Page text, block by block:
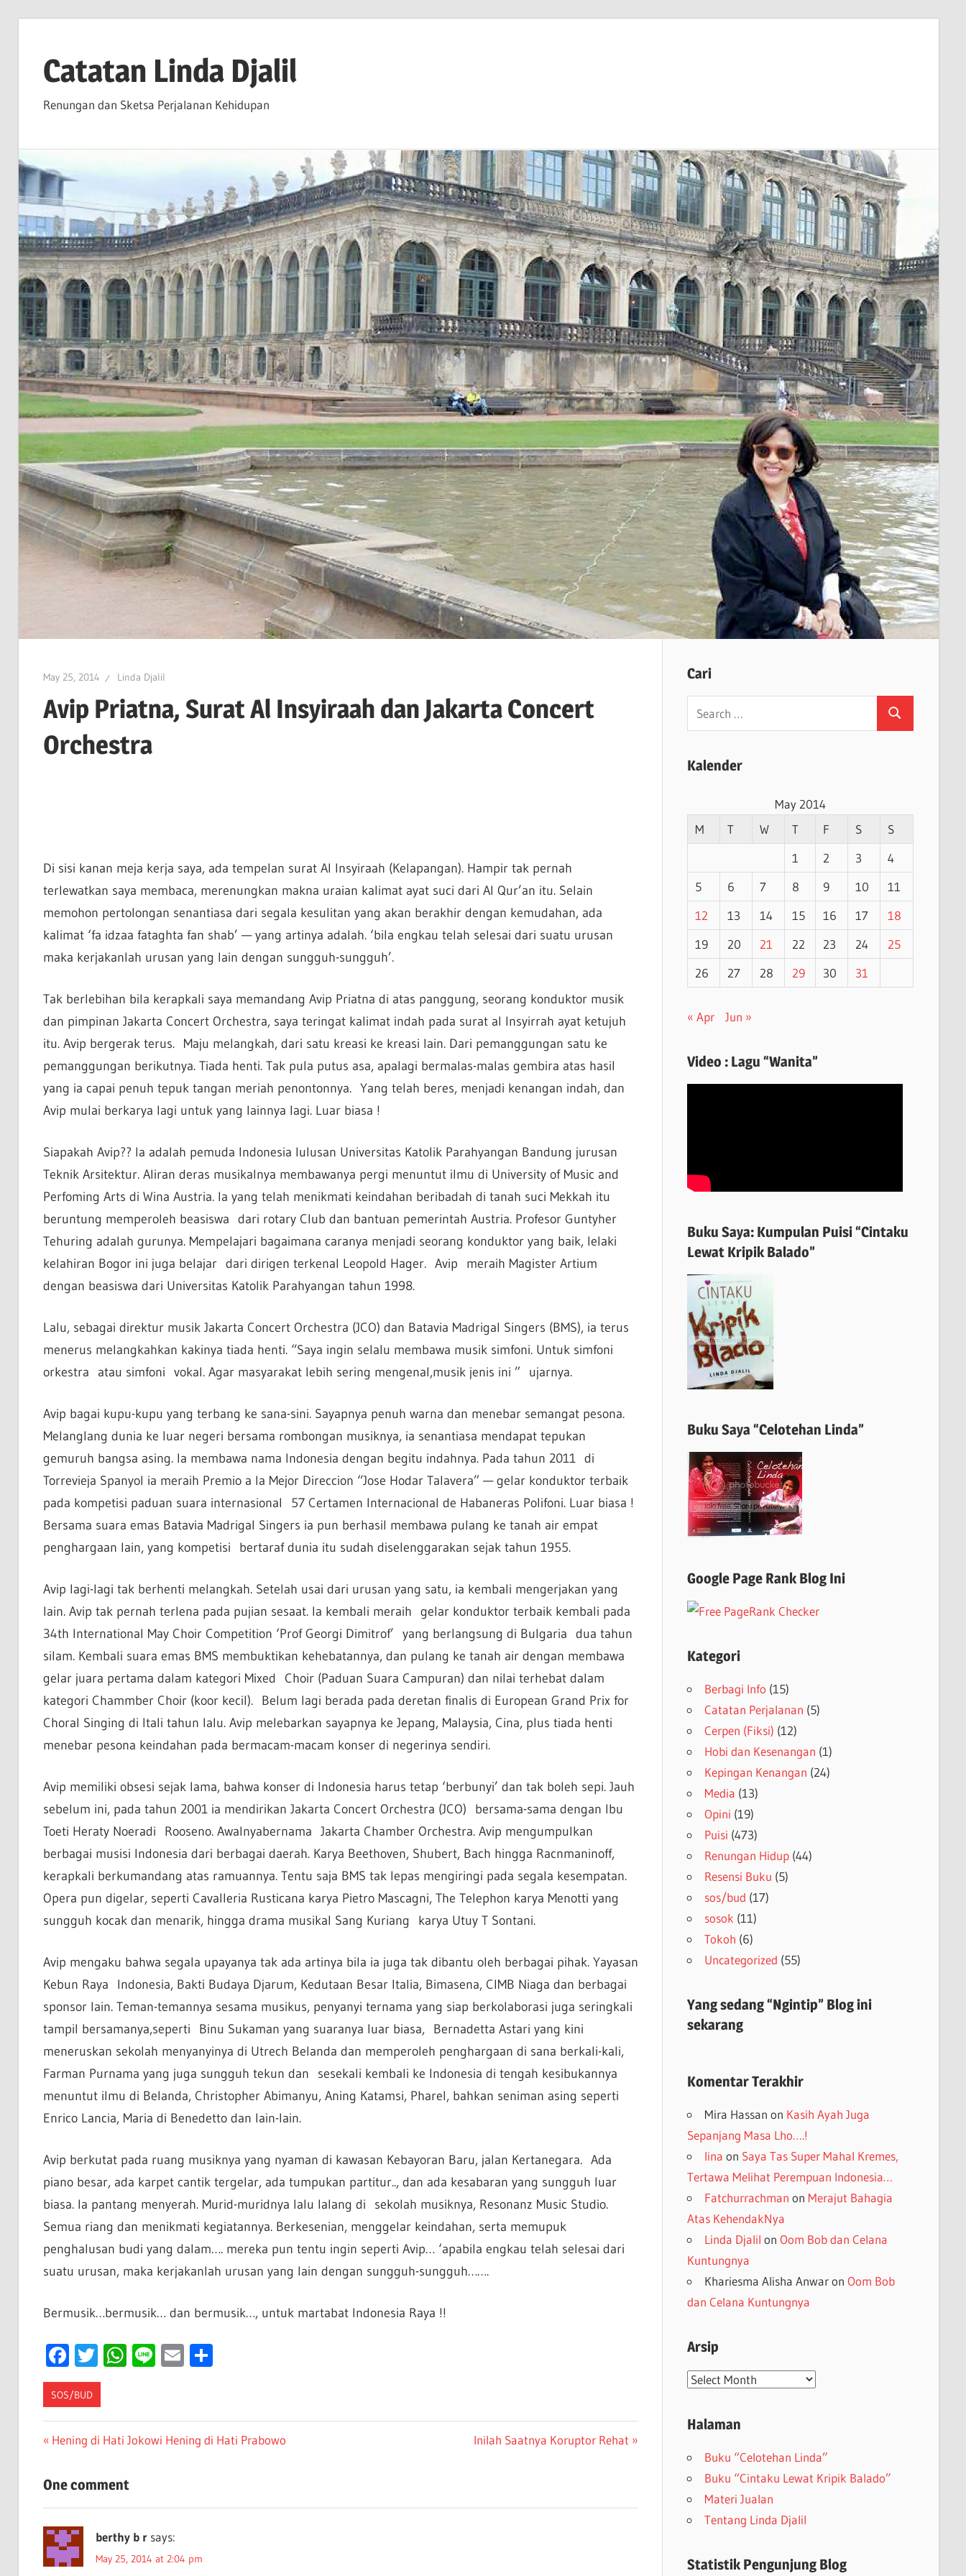
contentCatatan Linda Djalil
Renungan dan Sketsa Perjalanan Kehidupan
May 25, 2014 Linda Djalil
Avip Priatna, Surat Al Insyiraah dan Jakarta Concert
Orchestra
Di sisi kanan meja kerja saya, ada tempelan surat Al Insyiraah (Kelapangan). Hampir tak pernah
terlewatkan saya membaca, merenungkan makna uraian kalimat ayat suci dari Al Qur’an itu. Selain
memohon pertolongan senantiasa dari segala kesulitan yang akan berakhir dengan kemudahan, ada
kalimat ‘fa idzaa fataghta fan shab’ — yang artinya adalah. ‘bila engkau telah selesai dari suatu urusan
maka kerjakanlah urusan yang lain dengan sungguh-sungguh’.
Tak berlebihan bila kerapkali saya memandang Avip Priatna di atas panggung, seorang konduktor musik
dan pimpinan Jakarta Concert Orchestra, saya teringat kalimat indah pada surat al Insyirrah ayat ketujuh
itu. Avip bergerak terus. Maju melangkah, dari satu kreasi ke kreasi lain. Dari pemanggungan satu ke
pemanggungan berikutnya. Tiada henti. Tak pula putus asa, apalagi bermalas-malas gembira atas hasil
yang ia capai penuh tepuk tangan meriah penontonnya. Yang telah beres, menjadi kenangan indah, dan
Avip mulai berkarya lagi untuk yang lainnya lagi. Luar biasa !
Siapakah Avip?? Ia adalah pemuda Indonesia lulusan Universitas Katolik Parahyangan Bandung jurusan
Teknik Arsitektur. Aliran deras musikalnya membawanya pergi menuntut ilmu di University of Music and
Perfoming Arts di Wina Austria. Ia yang telah menikmati keindahan beribadah di tanah suci Mekkah itu
beruntung memperoleh beasiswa dari rotary Club dan bantuan pemerintah Austria. Profesor Guntyher
Tehuring adalah gurunya. Mempelajari bagaimana caranya menjadi seorang konduktor yang baik, lelaki
kelahiran Bogor ini juga belajar dari dirigen terkenal Leopold Hager. Avip meraih Magister Artium
dengan beasiswa dari Universitas Katolik Parahyangan tahun 1998.
Lalu, sebagai direktur musik Jakarta Concert Orchestra (JCO) dan Batavia Madrigal Singers (BMS), ia terus
menerus melangkahkan kakinya tiada henti. “Saya ingin selalu membawa musik simfoni. Untuk simfoni
orkestra atau simfoni vokal. Agar masyarakat lebih sering mengenal,musik jenis ini ” ujarnya.
Avip bagai kupu-kupu yang terbang ke sana-sini. Sayapnya penuh warna dan menebar semangat pesona.
Melanglang dunia ke luar negeri bersama rombongan musiknya, ia senantiasa mendapat tepukan
gemuruh bangsa asing. Ia membawa nama Indonesia dengan begitu indahnya. Pada tahun 2011 di
Torrevieja Spanyol ia meraih Premio a la Mejor Direccion “Jose Hodar Talavera” — gelar konduktor terbaik
pada kompetisi paduan suara internasional 57 Certamen Internacional de Habaneras Polifoni. Luar biasa !
Bersama suara emas Batavia Madrigal Singers ia pun berhasil membawa pulang ke tanah air empat
penghargaan lain, yang kompetisi bertaraf dunia itu sudah diselenggarakan sejak tahun 1955.
Avip lagi-lagi tak berhenti melangkah. Setelah usai dari urusan yang satu, ia kembali mengerjakan yang
lain. Avip tak pernah terlena pada pujian sesaat. Ia kembali meraih gelar konduktor terbaik kembali pada
34th International May Choir Competition ‘Prof Georgi Dimitrof’ yang berlangsung di Bulgaria dua tahun
silam. Kembali suara emas BMS membuktikan kehebatannya, dan pulang ke tanah air dengan membawa
gelar juara pertama dalam kategori Mixed Choir (Paduan Suara Campuran) dan nilai terhebat dalam
kategori Chammber Choir (koor kecil). Belum lagi berada pada deretan finalis di European Grand Prix for
Choral Singing di Itali tahun lalu. Avip melebarkan sayapnya ke Jepang, Malaysia, Cina, plus tiada henti
menebar pesona keindahan pada bermacam-macam konser di negerinya sendiri.
Avip memiliki obsesi sejak lama, bahwa konser di Indonesia harus tetap ‘berbunyi’ dan tak boleh sepi. Jauh
sebelum ini, pada tahun 2001 ia mendirikan Jakarta Concert Orchestra (JCO) bersama-sama dengan Ibu
Toeti Heraty Noeradi Rooseno. Awalnyabernama Jakarta Chamber Orchestra. Avip mengumpulkan
berbagai musisi Indonesia dari berbagai daerah. Karya Beethoven, Shubert, Bach hingga Racnmaninoff,
kerapkali berkumandang atas ramuannya. Tentu saja BMS tak lepas mengiringi pada segala kesempatan.
Opera pun digelar, seperti Cavalleria Rusticana karya Pietro Mascagni, The Telephon karya Menotti yang
sungguh kocak dan menarik, hingga drama musikal Sang Kuriang karya Utuy T Sontani.
Avip mengaku bahwa segala upayanya tak ada artinya bila ia juga tak dibantu oleh berbagai pihak. Yayasan
Kebun Raya Indonesia, Bakti Budaya Djarum, Kedutaan Besar Italia, Bimasena, CIMB Niaga dan berbagai
sponsor lain. Teman-temannya sesama musikus, penyanyi ternama yang siap berkolaborasi juga seringkali
tampil bersamanya,seperti Binu Sukaman yang suaranya luar biasa, Bernadetta Astari yang kini
meneruskan sekolah menyanyinya di Utrech Belanda dan memperoleh penghargaan di sana berkali-kali,
Farman Purnama yang juga sungguh tekun dan sesekali kembali ke Indonesia di tengah kesibukannya
menuntut ilmu di Belanda, Christopher Abimanyu, Aning Katamsi, Pharel, bahkan seniman asing seperti
Enrico Lancia, Maria di Benedetto dan lain-lain.
Avip berkutat pada ruang musiknya yang nyaman di kawasan Kebayoran Baru, jalan Kertanegara. Ada
piano besar, ada karpet cantik tergelar, ada tumpukan partitur.., dan ada kesabaran yang sungguh luar
biasa. Ia pantang menyerah. Murid-muridnya lalu lalang di sekolah musiknya, Resonanz Music Studio.
Semua riang dan menikmati kegiatannya. Berkesenian, menggelar keindahan, serta memupuk
penghalusan budi yang dalam…. mereka pun tentu ingin seperti Avip… ‘apabila engkau telah selesai dari
suatu urusan, maka kerjakanlah urusan yang lain dengan sungguh-sungguh…….
Bermusik…bermusik… dan bermusik…, untuk martabat Indonesia Raya !!
Facebook
Twitter
WhatsApp
LineEmailShare
SOS/BUD
Post
Previous
Hening di Hati Jokowi Hening di Hati Prabowo
Next
Inilah Saatnya Koruptor Rehat
One comment
berthy b r says:
May 25, 2014 at 2:04 pm
Cari
Search
Kalender
May 2014
M
T W T F S
S
1
2 3
4
5
6 7 8 9 10
11
12
13 14 15 16 17
18
19
20 21 22 23 24
25
26
27 28 29 30 31
« Apr Jun »
Video : Lagu “Wanita”
Buku Saya: Kumpulan Puisi “Cintaku
Lewat Kripik Balado”
Buku Saya “Celotehan Linda”
Google Page Rank Blog Ini
Kategori
Berbagi Info (15)
Catatan Perjalanan (5)
Cerpen (Fiksi) (12)
Hobi dan Kesenangan (1)
Kepingan Kenangan (24)
Media (13)
Opini (19)
Puisi (473)
Renungan Hidup(44)
Resensi Buku (5)
sos/bud (17)
sosok (11)
Tokoh (6)
Uncategorized (55)
Yang sedang “Ngintip” Blog ini
sekarang
Komentar Terakhir
Mira Hassan on Kasih Ayah Juga
Sepanjang Masa Lho….!
lina on Saya Tas Super Mahal Kremes,
Tertawa Melihat Perempuan Indonesia…
Fatchurrachman on Merajut Bahagia
Atas KehendakNya
Linda Djalil on Oom Bob dan Celana
Kuntungnya
Khariesma Alisha Anwaron Oom Bob
dan Celana Kuntungnya
Arsip
Arsip
Halaman
Buku “Celotehan Linda”
Buku “Cintaku Lewat Kripik Balado”
Materi Jualan
Tentang Linda Djalil
Statistik Pengunjung Blog